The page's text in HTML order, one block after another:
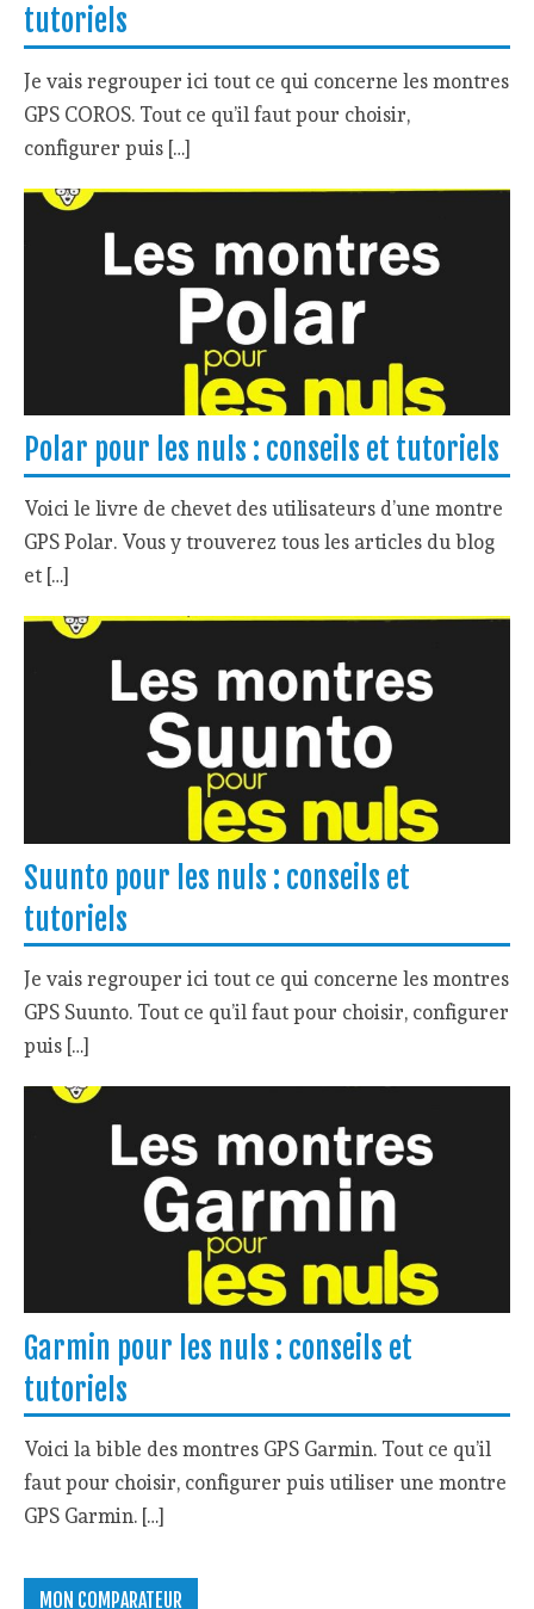
tutoriels
Je vais regrouper ici tout ce qui concerne les montres
GPS COROS. Tout ce qu’il faut pour choisir,
configurer puis […]
Polar pour les nuls : conseils et tutoriels
Voici le livre de chevet des utilisateurs d’une montre
GPS Polar. Vous y trouverez tous les articles du blog
et […]
Suunto pour les nuls : conseils et
tutoriels
Je vais regrouper ici tout ce qui concerne les montres
GPS Suunto. Tout ce qu’il faut pour choisir, configurer
puis […]
Garmin pour les nuls : conseils et
tutoriels
Voici la bible des montres GPS Garmin. Tout ce qu’il
faut pour choisir, configurer puis utiliser une montre
GPS Garmin. […]
MON COMPARATEUR